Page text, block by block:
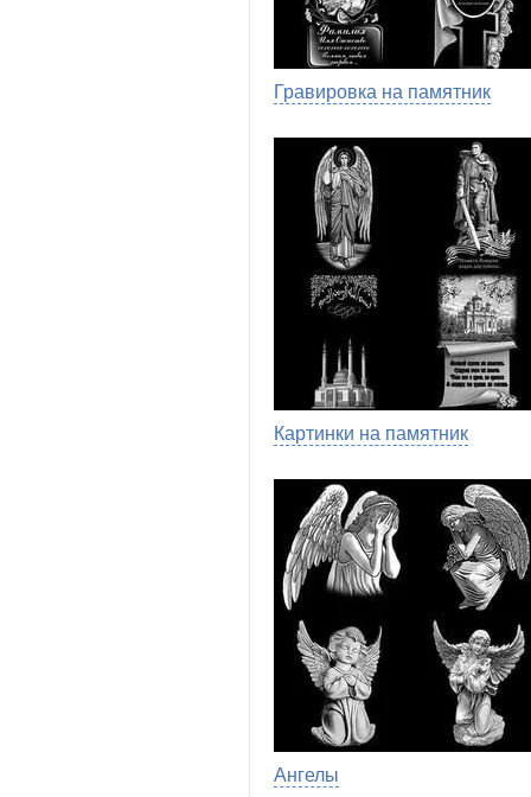
Гравировка на памятник
Картинки на памятник
Ангелы